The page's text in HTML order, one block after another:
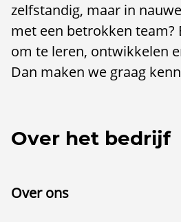
zelfstandig, maar in
met een betrokken team?
om te leren, ontwikkelen
Dan maken we graag
Over het bedrijf
Over ons